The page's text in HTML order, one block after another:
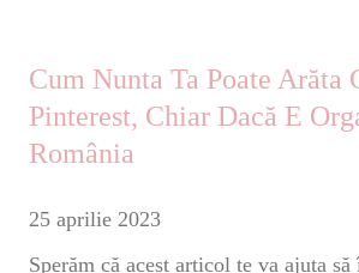
Cum Nunta Ta Poate Arăta
Pinterest, Chiar Dacă E
România
25 aprilie 2023
Sperăm că acest articol te va ajuta